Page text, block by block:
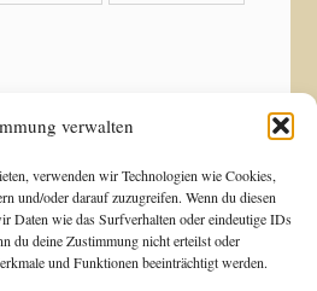
verwalten
verwenden wir Technologien wie Cookies,
und/oder darauf zuzugreifen. Wenn du diesen
Daten wie das Surfverhalten oder eindeutige IDs
du deine Zustimmung nicht erteilst oder
und Funktionen beeinträchtigt werden.
Acker-Holdenried. Alle
vorbehalten.